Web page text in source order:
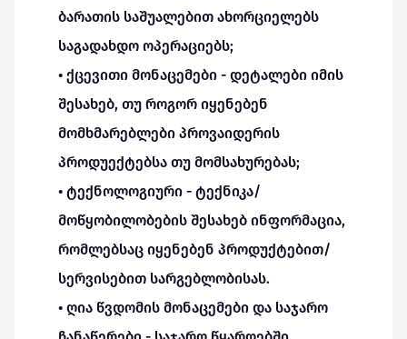
ბარათის საშუალებით ახორციელებს
საგადახდო ოპერაციებს;
• ქცევითი მონაცემები - დეტალები იმის
შესახებ, თუ როგორ იყენებენ
მომხმარებლები პროვაიდერის
პროდუექტებსა თუ მომსახურებას;
• ტექნოლოგიური - ტექნიკა/
მოწყობილობების შესახებ ინფორმაცია,
რომლებსაც იყენებენ პროდუქტებით/
სერვისებით სარგებლობისას.
• ღია წვდომის მონაცემები და საჯარო